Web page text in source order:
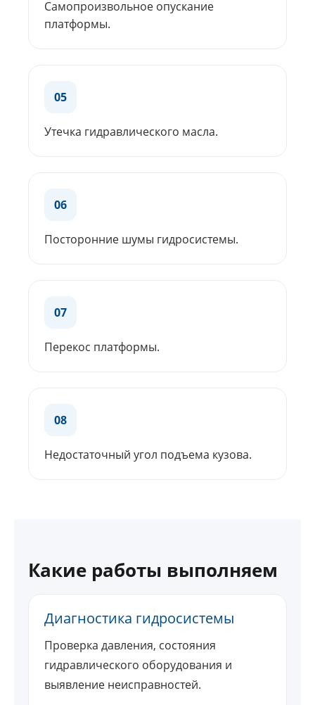
Самопроизвольное опускание
платформы.
05
Утечка гидравлического масла.
06
Посторонние шумы гидросистемы.
07
Перекос платформы.
08
Недостаточный угол подъема кузова.
Какие работы выполняем
Диагностика гидросистемы
Проверка давления, состояния
гидравлического оборудования и
выявление неисправностей.